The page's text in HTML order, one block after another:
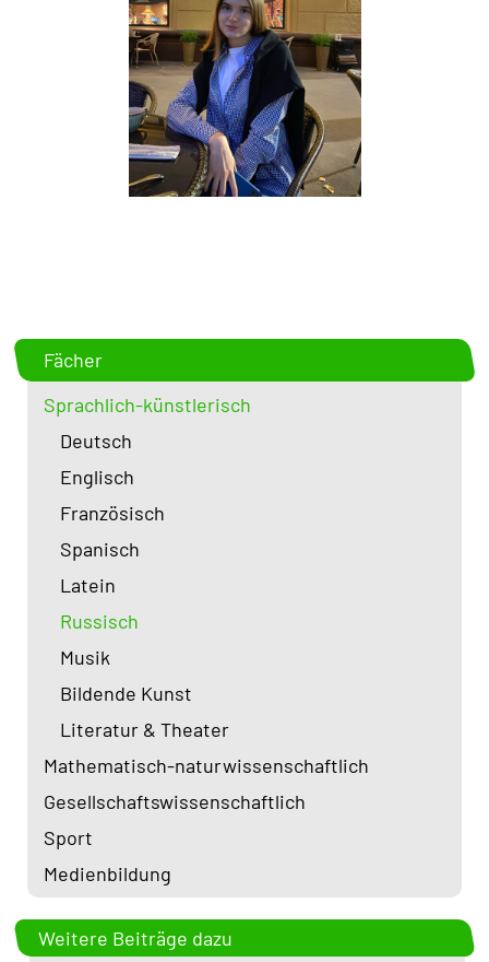
Fächer
Sprachlich-künstlerisch
Deutsch
Englisch
Französisch
Spanisch
Latein
Russisch
Musik
Bildende Kunst
Literatur & Theater
Mathematisch-naturwissenschaftlich
Gesellschafts­wissenschaftlich
Sport
Medienbildung
Weitere Beiträge dazu